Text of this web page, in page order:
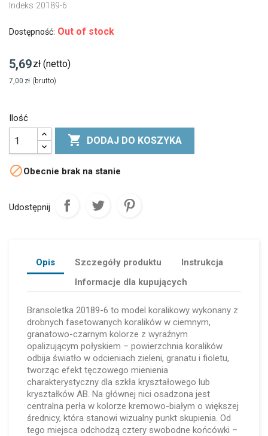
Indeks 20189-6
Dostępność: Out of stock
5,69zł (netto)
7,00 zł (brutto)
Ilość
 DODAJ DO KOSZYKA
Obecnie brak na stanie
Udostępnij
Opis Szczegóły produktu
Instrukcja
Informacje dla kupujących
Bransoletka 20189-6 to model koralikowy wykonany z
drobnych fasetowanych koralików w ciemnym,
granatowo-czarnym kolorze z wyraźnym
opalizującym połyskiem – powierzchnia koralików
odbija światło w odcieniach zieleni, granatu i fioletu,
tworząc efekt tęczowego mienienia
charakterystyczny dla szkła kryształowego lub
kryształków AB. Na głównej nici osadzona jest
centralna perła w kolorze kremowo-białym o większej
średnicy, która stanowi wizualny punkt skupienia. Od
tego miejsca odchodzą cztery swobodne końcówki –